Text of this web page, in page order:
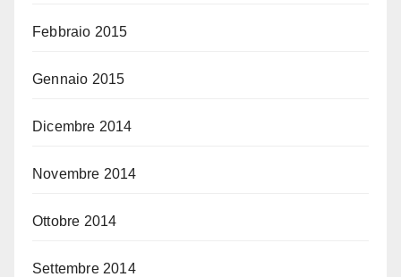
Febbraio 2015
Gennaio 2015
Dicembre 2014
Novembre 2014
Ottobre 2014
Settembre 2014